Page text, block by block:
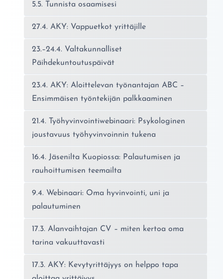
5.5. Tunnista osaamisesi
27.4. AKY: Vappuetkot yrittäjille
23.–24.4. Valtakunnalliset
Päihdekuntoutuspäivät
23.4. AKY: Aloittelevan työnantajan ABC –
Ensimmäisen työntekijän palkkaaminen
21.4. Työhyvinvointiwebinaari: Psykologinen
joustavuus työhyvinvoinnin tukena
16.4. Jäsenilta Kuopiossa: Palautumisen ja
rauhoittumisen teemailta
9.4. Webinaari: Oma hyvinvointi, uni ja
palautuminen
17.3. Alanvaihtajan CV – miten kertoa oma
tarina vakuuttavasti
17.3. AKY: Kevytyrittäjyys on helppo tapa